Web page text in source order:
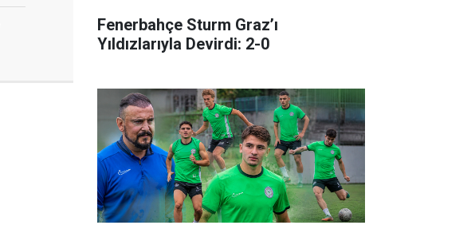
Fenerbahçe Sturm Graz’ı
Yıldızlarıyla Devirdi: 2-0